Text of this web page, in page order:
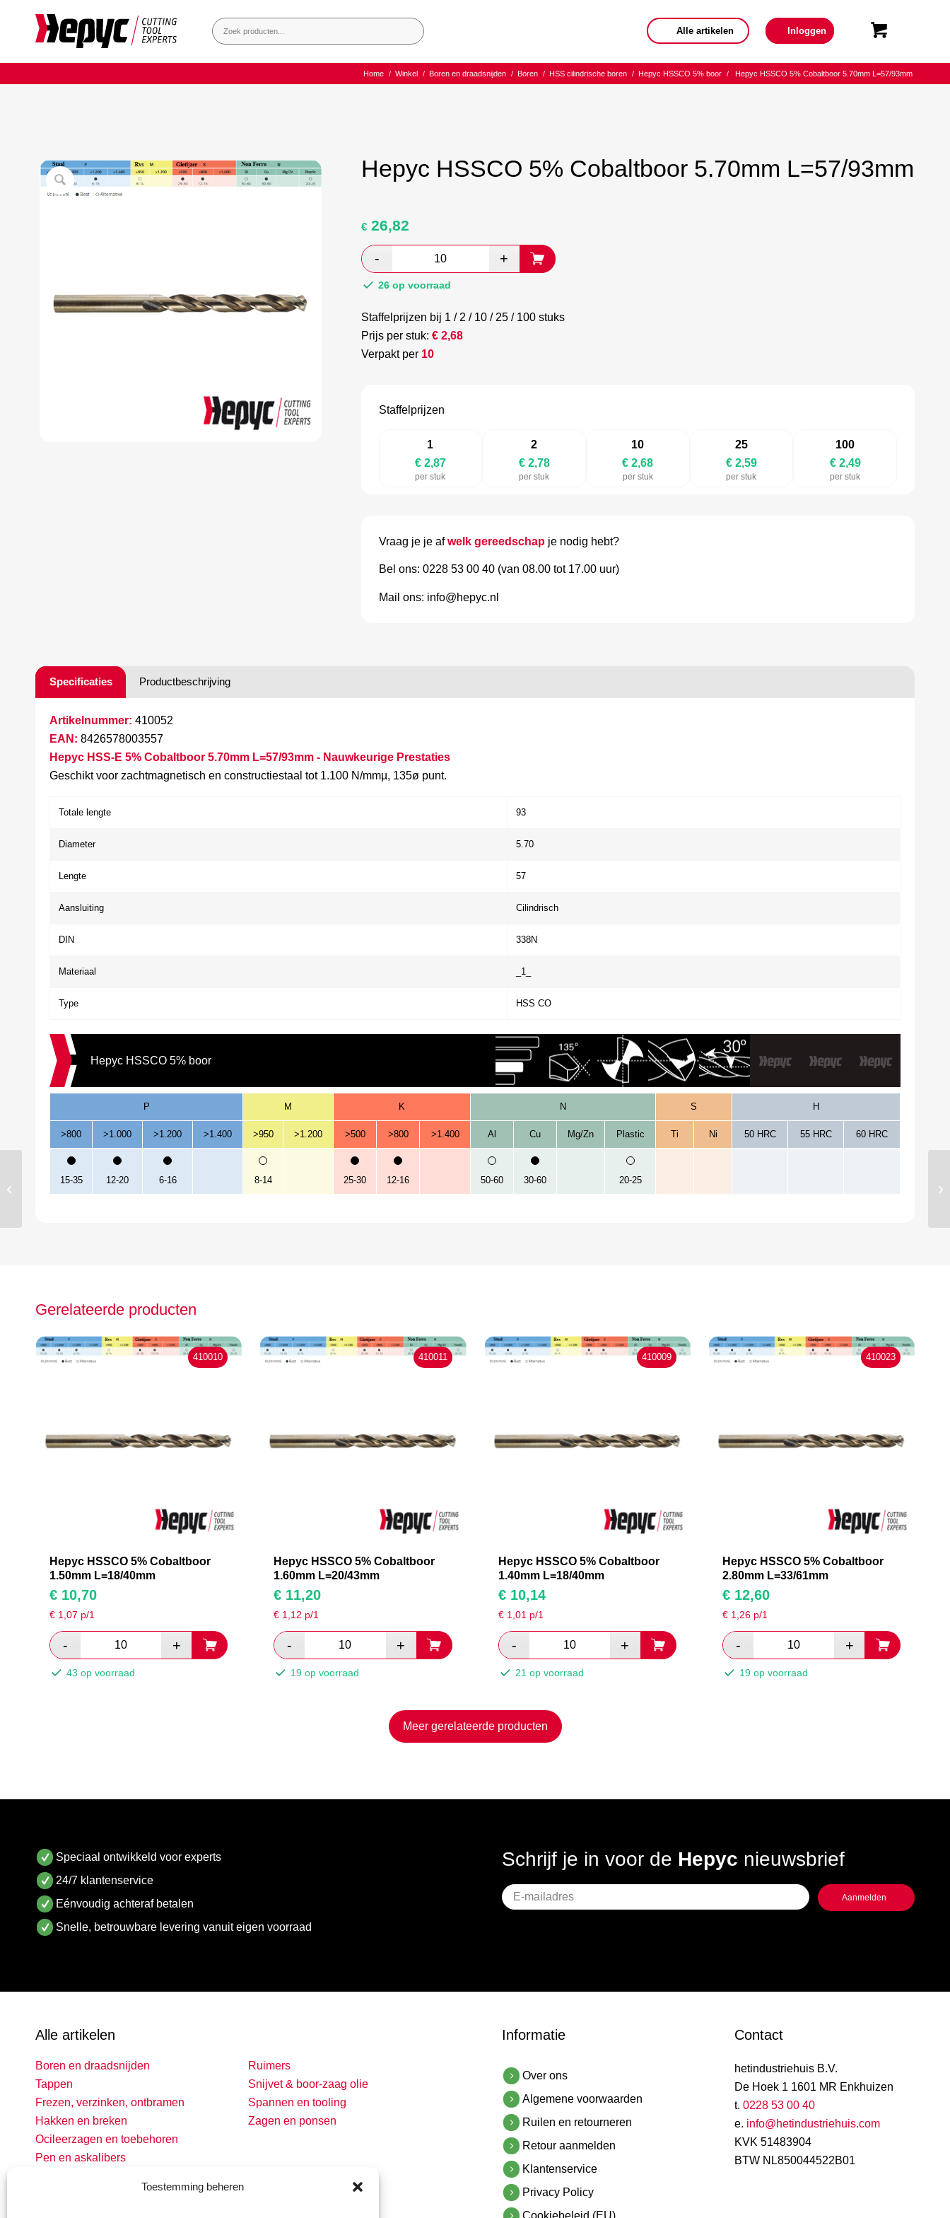
Toestemming beheren
Alle artikelen Inloggen
Home / Winkel / Boren en draadsnijden / Boren / HSS cilindrische boren / Hepyc HSSCO 5% boor / Hepyc HSSCO 5% Cobaltboor 5.70mm L=57/93mm
Hepyc HSSCO 5% Cobaltboor 5.70mm L=57/93mm
Oorspronkelijke
was:
€ 4,79.
€26,82Huidige
€ 2,78.
26 op voorraad
Staffelprijzen bij 1 / 2 / 10 / 25 / 100 stuks
Prijs per stuk: € 2,68
Verpakt per 10
Staffelprijzen
1
€ 2,87
per stuk
2
€ 2,78
per stuk
10
€ 2,68
per stuk
25
€ 2,59
per stuk
100
€ 2,49
per stuk
Vraag je je afwelk gereedschapje nodig hebt?
Bel ons: 0228 53 00 40 (van 08.00 tot 17.00 uur)
Mail ons: info@hepyc.nl
Specificaties Productbeschrijving
Artikelnummer: 410052
EAN: 8426578003557
Hepyc HSS-E 5% Cobaltboor 5.70mm L=57/93mm - Nauwkeurige Prestaties
Geschikt voor zachtmagnetisch en constructiestaal tot 1.100 N/mmµ, 135ø punt.
Totale lengte 93
Diameter 5.70
Lengte 57
Aansluiting Cilindrisch
DIN 338N
Materiaal _1_
Type HSS CO
Hepyc HSSCO 5% boor
P M K N S H
>800 >1.000 >1.200 >1.400 >950 >1.200 >500 >800 >1.400 Al Cu Mg/Zn Plastic Ti Ni 50 HRC 55 HRC 60 HRC
15-35 12-20 6-16 8-14 25-30 12-16 50-60 30-60 20-25
Gerelateerde producten
410010
Hepyc HSSCO 5% Cobaltboor
1.50mm L=18/40mm
€ 10,70
€ 1,07 p/1
43 op voorraad
410011
Hepyc HSSCO 5% Cobaltboor
1.60mm L=20/43mm
€ 11,20
€ 1,12 p/1
19 op voorraad
410009
Hepyc HSSCO 5% Cobaltboor
1.40mm L=18/40mm
€10,14
€ 1,01p/1
21 op voorraad
410023
Hepyc HSSCO 5% Cobaltboor
2.80mm L=33/61mm
€12,60
€ 1,26p/1
19 op voorraad
Meer gerelateerde producten
Speciaal ontwikkeld voor experts
24/7 klantenservice
Eénvoudig achteraf betalen
Snelle, betrouwbare levering vanuit eigen voorraad
Schrijf je in voor de Hepyc nieuwsbrief
Geen
titel
Alle artikelen
Boren en draadsnijden
Tappen
Frezen, verzinken, ontbramen
Hakken en breken
Ocileerzagen en toebehoren
Pen en askalibers
Ruimers
Snijvet & boor-zaag olie
Spannen en tooling
Zagen en ponsen
Informatie
Over ons
Algemene voorwaarden
Ruilen en retourneren
Retour aanmelden
Klantenservice
Privacy Policy
Contact
hetindustriehuis B.V.
De Hoek 1 1601 MR Enkhuizen
t. 0228 53 00 40
e. info@hetindustriehuis.com
KVK 51483904
BTW NL850044522B01
Hepyc HSSCO 5%